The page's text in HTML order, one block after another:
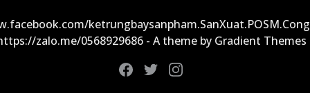
zalo.me/0568929686 - A theme by Gradient